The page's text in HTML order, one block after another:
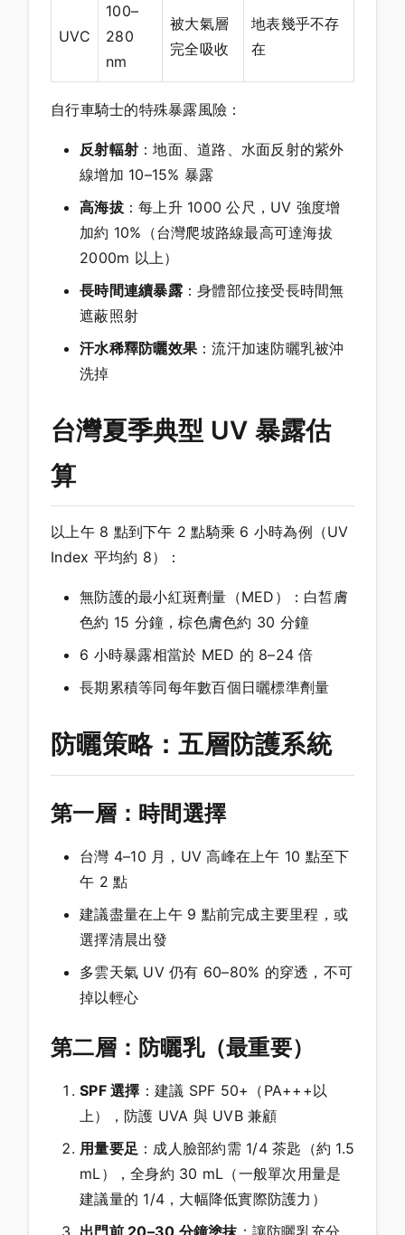
UVC
100–
280
nm
被大氣層
完全吸收
地表幾乎不存
在
自行車騎士的特殊暴露風險：
反射輻射 ：地面、道路、水面反射的紫外
線增加 10–15% 暴露
高海拔：每上升 1000 公尺，UV 強度增
加約 10%（台灣爬坡路線最高可達海拔
2000m 以上）
長時間連續暴露：身體部位接受長時間無
遮蔽照射
汗水稀釋防曬效果 ：流汗加速防曬乳被沖
洗掉
台灣夏季典型 UV 暴露估
算
以上午 8 點到下午 2 點騎乘 6 小時為例（UV
Index 平均約 8）：
無防護的最小紅斑劑量（MED）：白皙膚
色約 15 分鐘，棕色膚色約 30 分鐘
6 小時暴露相當於 MED 的 8–24 倍
長期累積等同每年數百個日曬標準劑量
防曬策略：五層防護系統
第一層：時間選擇
台灣 4–10 月，UV 高峰在上午 10 點至下
午 2 點
建議盡量在上午 9 點前完成主要里程，或
選擇清晨出發
多雲天氣 UV 仍有 60–80% 的穿透，不可
掉以輕心
第二層：防曬乳（最重要）
SPF 選擇 ：建議 SPF 50+（PA+++以
上），防護 UVA 與 UVB 兼顧
用量要足 ：成人臉部約需 1/4 茶匙（約 1.5
mL），全身約 30 mL（一般單次用量是
建議量的 1/4，大幅降低實際防護力）
出門前 20–30 分鐘塗抹 ：讓防曬乳充分